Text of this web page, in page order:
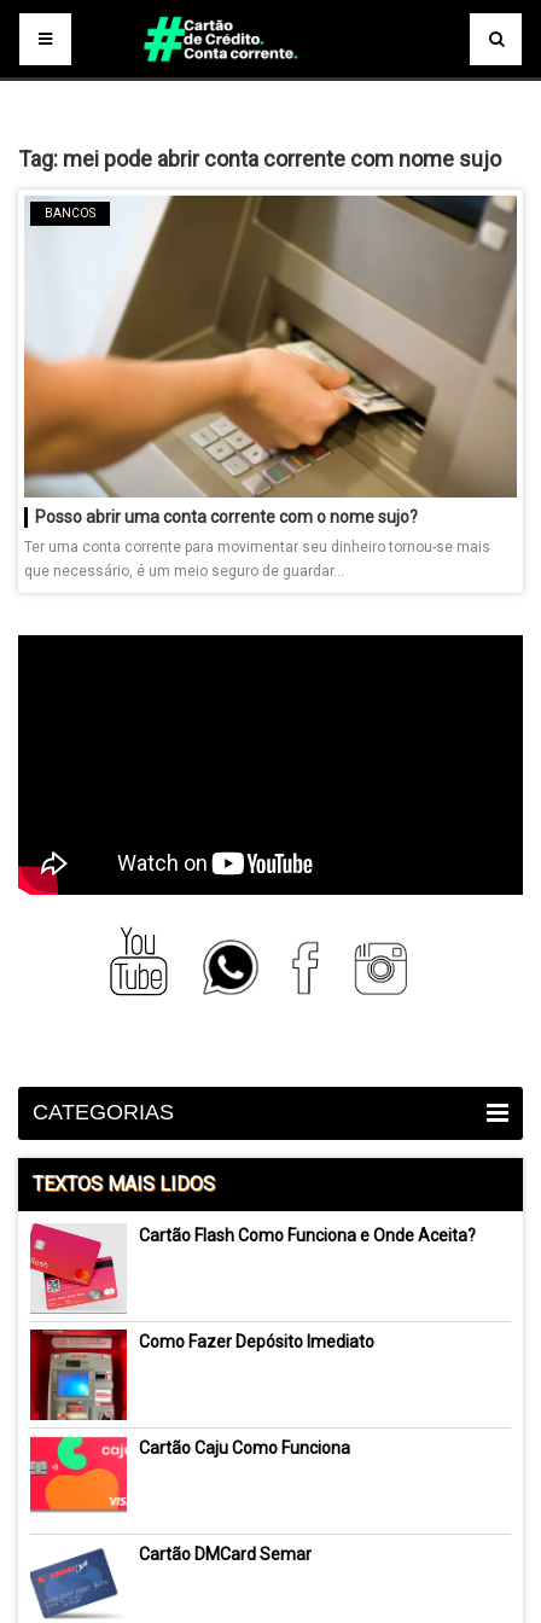
Tag: mei pode abrir conta corrente com nome sujo
BANCOS
Posso abrir uma conta corrente com o nome sujo?
Ter uma conta corrente para movimentar seu dinheiro tornou-se mais
que necessário, é um meio seguro de guardar...
CATEGORIAS
TEXTOS MAIS LIDOS
Cartão Flash Como Funciona e Onde Aceita?
Como Fazer Depósito Imediato
Cartão Caju Como Funciona
Cartão DMCard Semar